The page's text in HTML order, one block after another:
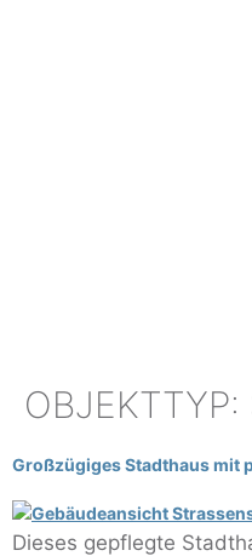
OBJEKTTYP:
Großzügiges Stadthaus mit
Dieses gepflegte